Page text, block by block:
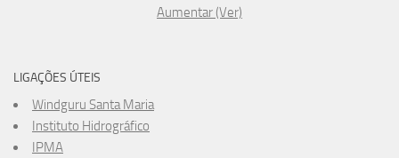
Aumentar (Ver)
LIGAÇÕES ÚTEIS
Windguru Santa Maria
Instituto Hidrográfico
IPMA